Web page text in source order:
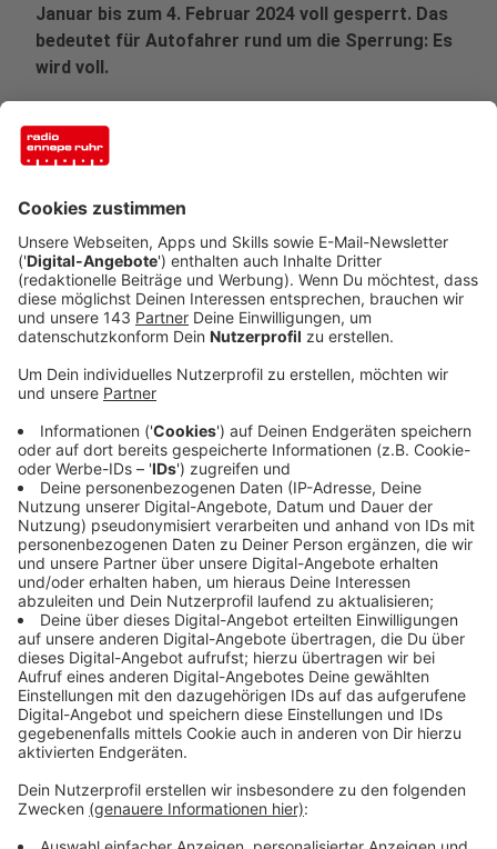
Januar bis zum 4. Februar 2024 voll gesperrt. Das
bedeutet für Autofahrer rund um die Sperrung: Es
wird voll.
Anzeige
Ab Freitag, 19. Januar um 22 Uhr ist die A1 in
Fahrtrichtung Dortmund zwischen dem Kreuz Köln-
Nord und Leverkusen voll gesperrt. Dort wird die neue
Leverkusener Brücke angeschlossen. In die
dem Kreuz Leverkusen und der Anschlussstelle Köln-
geht laut Autobahn GmbH bis zum Sonntag den 4.
Februar. Eigentlich sollte die Sperrung nur bis zum 29.
Januar andauern.
Der Rad- und Gehweg auf der alten Leverkusener
Rheinbrücke bleibt während der Sperrung offen und
passierbar.
Alle lokalen Sperrungen gibt esHIERim Überblick
Anzeige
A1 Sperrung: ADAC rechnet mit Chaos
Anzeige